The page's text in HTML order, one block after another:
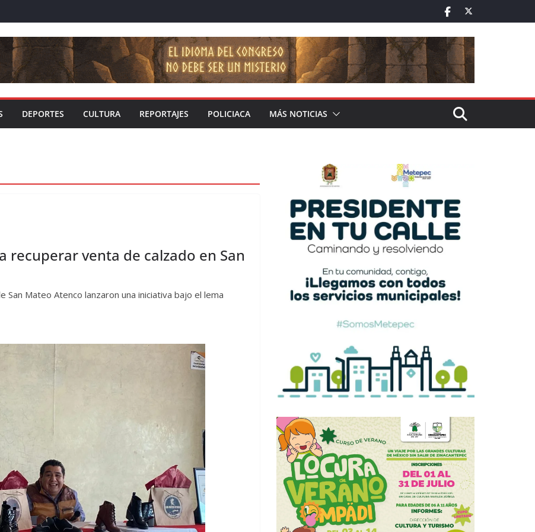
DEPORTES CULTURA REPORTAJES POLICIACA MÁS NOTICIAS
recuperar venta de calzado en San
Mateo Atenco lanzaron una iniciativa bajo el lema